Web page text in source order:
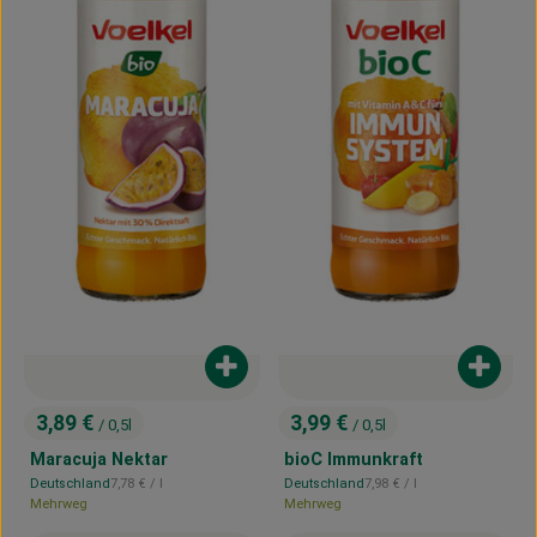
, Preis:
3,89 € / 0,5l
Maracuja Nektar
, Herkunft:
Deutschland, Referenzpreis:
7,78 € / l
Mehrweg
Produkt zum Warenkorb hinzufügen
, Preis:
3,99 € / 0,5l
bioC Immunkraft
, Herkunft:
Deutschland, Referenzpreis:
7,98 € / l
Mehrweg